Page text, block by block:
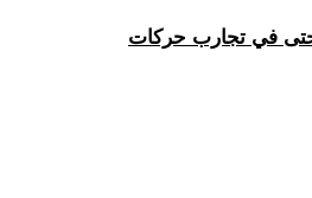
حتى في تجارب حركات